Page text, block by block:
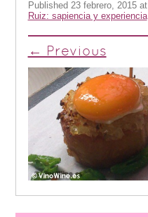
Published 23 febrero, 2015at
Ruiz: sapiencia y experiencia
← Previous